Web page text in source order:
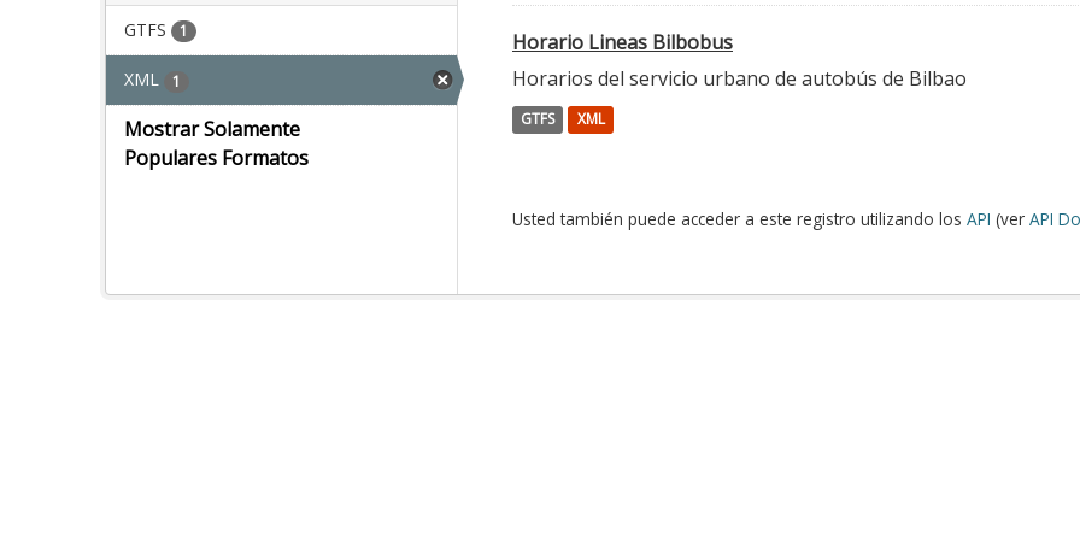
GTFS 1
XML 1
Mostrar Solamente
Populares Formatos
Horario Lineas Bilbobus
Horarios del servicio urbano de autobús de Bilbao
GTFS XML
Usted también puede acceder a este registro utilizando los API (ver API